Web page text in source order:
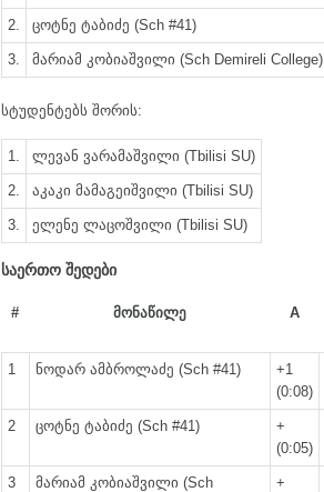
2. ცოტნე ტაბიძე (Sch #41)
3. მარიამ კობიაშვილი (Sch Demireli College)
სტუდენტებს შორის:
1. ლევან ვარამაშვილი (Tbilisi SU)
2. აკაკი მამაგეიშვილი (Tbilisi SU)
3. ელენე ლაცოშვილი (Tbilisi SU)
საერთო შედები
# მონაწილე A
1 ნოდარ ამბროლაძე (Sch #41)
+1
(0:08)
2 ცოტნე ტაბიძე (Sch #41)
+
(0:05)
3
მარიამ კობიაშვილი (Sch
+